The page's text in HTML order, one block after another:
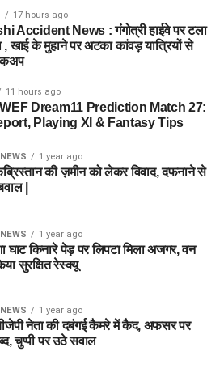
17 hours ago
Accident News : गंगोत्री हाईवे पर टला
, खाई के मुहाने पर अटका कांवड़ यात्रियों से
11 hours ago
Dream11 Prediction Match 27:
Playing XI & Fantasy Tips
1 year ago
की ज़मीन को लेकर विवाद, दफनाने से
|
1 year ago
घाट किनारे पेड़ पर लिपटा मिला अजगर, वन
सुरक्षित रेस्क्यू
1 year ago
बीजेपी नेता की दबंगई कैमरे में कैद, अफसर पर
चुप्पी पर उठे सवाल